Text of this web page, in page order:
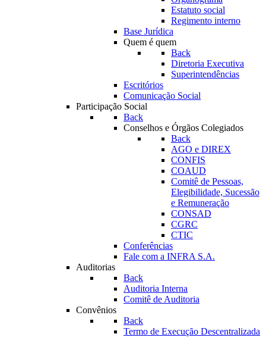
Estatuto social
Regimento interno
Base Jurídica
Quem é quem
Back
Diretoria Executiva
Superintendências
Escritórios
Comunicação Social
Participação Social
Back
Conselhos e Órgãos Colegiados
Back
AGO e DIREX
CONFIS
COAUD
Comitê de Pessoas,
Elegibilidade, Sucessão
e Remuneração
CONSAD
CGRC
CTIC
Conferências
Fale com a INFRA S.A.
Auditorias
Back
Auditoria Interna
Comitê de Auditoria
Convênios
Back
Termo de Execução Descentralizada